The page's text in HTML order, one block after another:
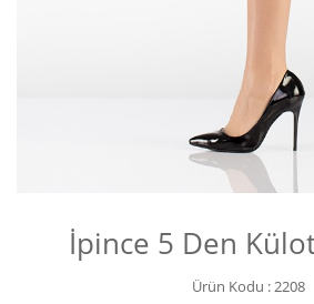
İpince 5 Den
Ürün Kodu :2208